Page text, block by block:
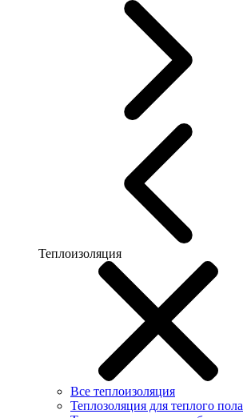
Теплоизоляция
Все теплоизоляция
Теплозоляция для теплого пола